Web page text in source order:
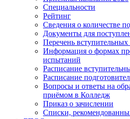
Специальности
Рейтинг
Сведения о количестве
Документы для
Перечень
Информация о формах
испытаний
Расписание
Расписание
Вопросы и ответы на
приёмом в Колледж
Приказ о зачислении
Списки,